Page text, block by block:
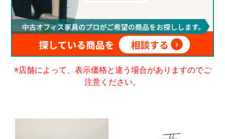
※店舗によって、表示価格と違う場合がありますのでご
注意ください。